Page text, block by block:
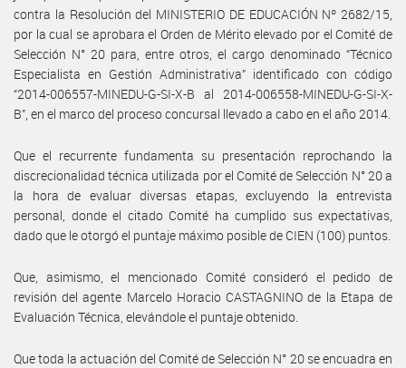
contra la Resolución del MINISTERIO DE EDUCACIÓN Nº 2682/15,
por la cual se aprobara el Orden de Mérito elevado por el Comité de
Selección N° 20 para, entre otros, el cargo denominado “Técnico
Especialista en Gestión Administrativa” identificado con código
“2014-006557-MINEDU-G-SI-X-B al 2014-006558-MINEDU-G-SI-X-
B”, en el marco del proceso concursal llevado a cabo en el año 2014.
Que el recurrente fundamenta su presentación reprochando la
discrecionalidad técnica utilizada por el Comité de Selección N° 20 a
la hora de evaluar diversas etapas, excluyendo la entrevista
personal, donde el citado Comité ha cumplido sus expectativas,
dado que le otorgó el puntaje máximo posible de CIEN (100) puntos.
Que, asimismo, el mencionado Comité consideró el pedido de
revisión del agente Marcelo Horacio CASTAGNINO de la Etapa de
Evaluación Técnica, elevándole el puntaje obtenido.
Que toda la actuación del Comité de Selección N° 20 se encuadra en